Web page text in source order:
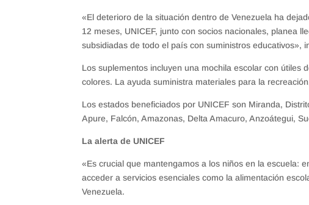
«El deterioro de la situación dentro de Venezuela ha
12 meses, UNICEF, junto con socios nacionales, planea
subsidiadas de todo el país con suministros educativos»,
Los suplementos incluyen una mochila escolar con útiles
colores. La ayuda suministra materiales para la
Los estados beneficiados por UNICEF son Miranda,
Apure, Falcón, Amazonas, Delta Amacuro, Anzoátegui,
La alerta de UNICEF
«Es crucial que mantengamos a los niños en la escuela:
acceder a servicios esenciales como la alimentación
Venezuela.